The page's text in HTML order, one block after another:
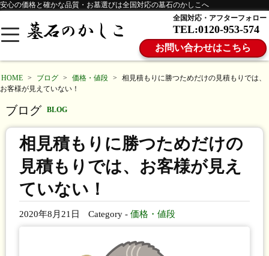
安心の価格と確かな品質・お墓選びは全国対応の墓石のかしこへ
全国対応・アフターフォロー
TEL:0120-953-574
お問い合わせはこちら
HOME > ブログ > 価格・値段 >
相見積もりに勝つためだけの見積もりでは、
お客様が見えていない！
ブログ BLOG
相見積もりに勝つためだけの
見積もりでは、お客様が見え
ていない！
2020年8月21日 Category -価格・値段